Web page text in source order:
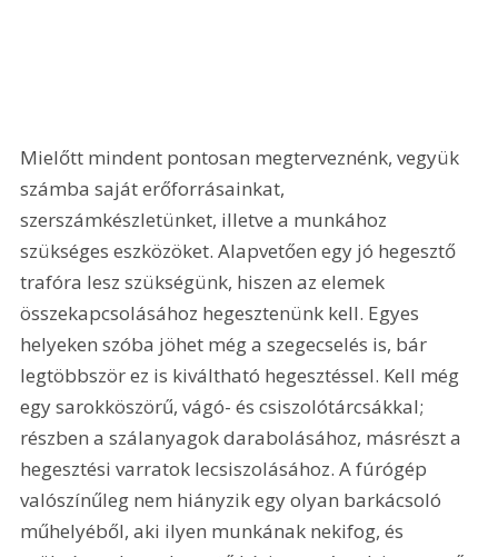
Mielőtt mindent pontosan megterveznénk, vegyük
számba saját erőforrásainkat,
szerszámkészletünket, illetve a munkához
szükséges eszközöket. Alapvetően egy jó hegesztő
trafóra lesz szükségünk, hiszen az elemek
összekapcsolásához hegesztenünk kell. Egyes
helyeken szóba jöhet még a szegecselés is, bár
legtöbbször ez is kiváltható hegesztéssel. Kell még
egy sarokköszörű, vágó- és csiszolótárcsákkal;
részben a szálanyagok darabolásához, másrészt a
hegesztési varratok lecsiszolásához. A fúrógép
valószínűleg nem hiányzik egy olyan barkácsoló
műhelyéből, aki ilyen munkának nekifog, és